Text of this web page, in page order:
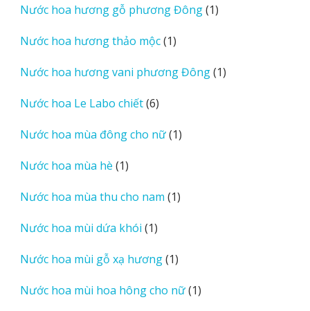
phẩm
Nước hoa hương gỗ phương Đông 11
Nước hoa hương thảo mộc 11
phẩm
Nước hoa hương vani phương Đông 11
Nước hoa Le Labo chiết 66
phẩm
Nước hoa mùa đông cho nữ 11
Nước hoa mùa hè 11
phẩm
Nước hoa mùa thu cho nam 11
Nước hoa mùi dứa khói 11
phẩm
Nước hoa mùi gỗ xạ hương 11
phẩm
Nước hoa mùi hoa hông cho nữ 11